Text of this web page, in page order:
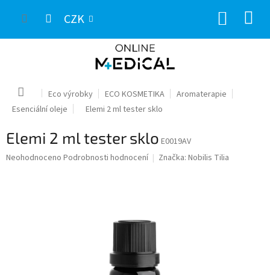
CZK
Domů Eco výrobky ECO KOSMETIKA
Aromaterapie
Esenciální oleje
Elemi 2 ml tester sklo
Elemi 2 ml tester sklo E0019AV
Průměrné
Neohodnoceno Podrobnosti hodnocení Značka: Nobilis Tilia